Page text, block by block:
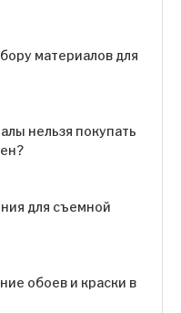
материалов для
нельзя покупать
для съемной
обоев и краски в